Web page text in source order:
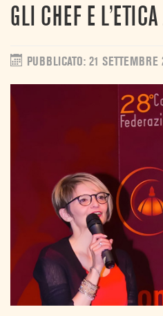
GLI CHEF E
PUBBLICATO: 21 SETTEMBRE